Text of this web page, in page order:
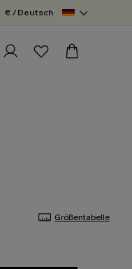
€ / Deutsch
Größentabelle